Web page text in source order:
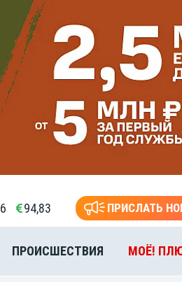
94,83 ПРИСЛАТЬ
ПРОИСШЕСТВИЯ МОЁ!